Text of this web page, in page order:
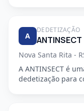
A
DEDETIZAÇÃO
ANTINSECT
Nova Santa Rita -
A ANTINSECT é
dedetização para